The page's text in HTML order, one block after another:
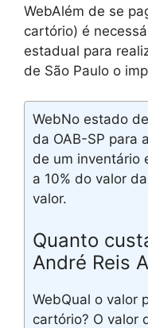
WebAlém de se
cartório) é
estadual para
de São Paulo o
WebNo estado
da OAB-SP para
de um inventário
a 10% do valor
valor.
Quanto
André Reis
WebQual o valor
cartório? O valor